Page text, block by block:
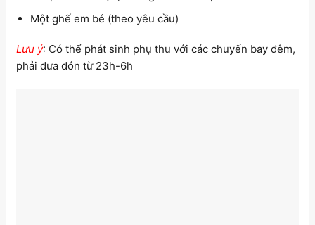
Một ghế em bé (theo yêu cầu)
Lưu ý: Có thể phát sinh phụ thu với các chuyến bay đêm,
phải đưa đón từ 23h-6h